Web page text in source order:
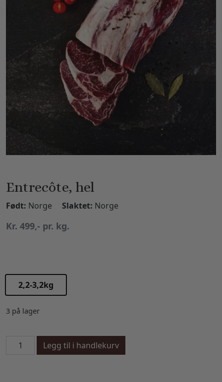
Entrecôte, hel
Født: Norge Slaktet: Norge
Kr. 499,- pr. kg.
2,2-3,2kg
3 på lager
Entrecôte, hel antall
Legg til i handlekurv